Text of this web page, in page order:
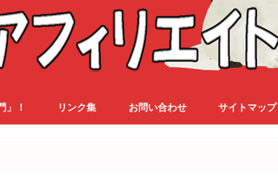
」！ リンク集 お問い合わせ サイトマップ